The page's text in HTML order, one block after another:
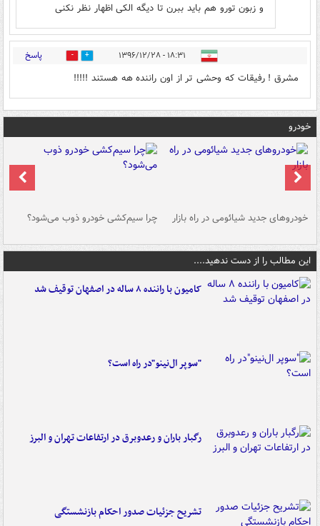
و زبون تورو هم باید ببرن تا دیگه الکی اظهار نظر نکنی
۱۸:۳۱ - ۱۳۹۶/۱۲/۲۸ 1 پاسخ
مشرق ! رفیقات که وحشی تر از اون راننده هه هستند !!!!!
خودرو
خودروهای جدید شیائومی در راه بازار چرا سیم‌کشی خودرو ذوب می‌شود؟
این مطالب را از دست ندهید....
کامیون با راننده ۸ ساله در اصفهان توقیف شد
"سوپر ال‌نینو"در راه است؟
رگبار باران و رعدوبرق در ارتفاعات تهران و البرز
تشریح جزئیات صدور احکام بازنشستگی